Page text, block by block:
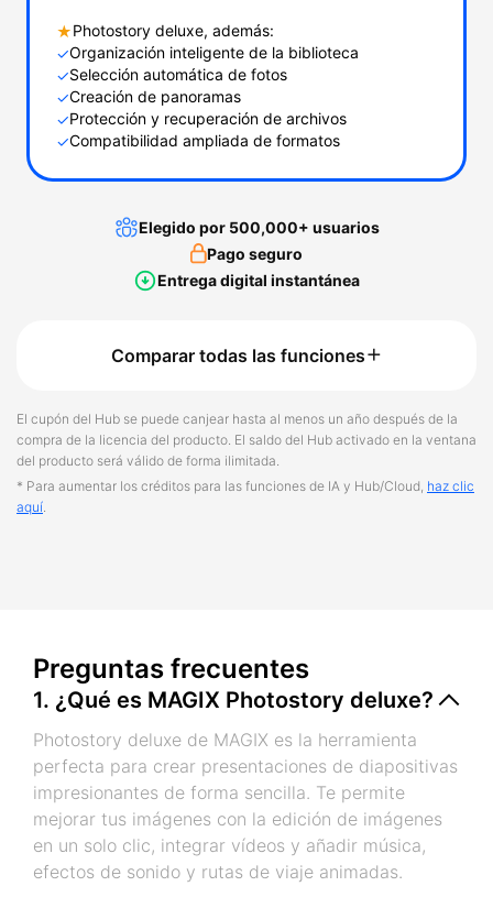
★Photostory deluxe, además:
✓Organización inteligente de la biblioteca
✓Selección automática de fotos
✓Creación de panoramas
✓Protección y recuperación de archivos
✓Compatibilidad ampliada de formatos
Elegido por 500,000+ usuarios
Pago seguro
Entrega digital instantánea
Comparar todas las funciones
El cupón del Hub se puede canjear hasta al menos un año después de la
compra de la licencia del producto. El saldo del Hub activado en la ventana
del producto será válido de forma ilimitada.
* Para aumentar los créditos para las funciones de IA y Hub/Cloud, haz clic
aquí
Preguntas frecuentes
1. ¿Qué es MAGIX Photostory deluxe?
Photostory deluxe de MAGIX es la herramienta
perfecta para crear presentaciones de diapositivas
impresionantes de forma sencilla. Te permite
mejorar tus imágenes con la edición de imágenes
en un solo clic, integrar vídeos y añadir música,
efectos de sonido y rutas de viaje animadas.